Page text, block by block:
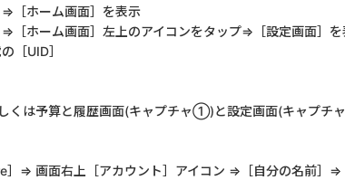
［ホーム画面］を表示
ホーム画面］左上のアイコンをタップ⇒［設定画面］を
［UID］
くは予算と履歴画面(キャプチャ①)と設定画面(キャプチ
⇒ 画面右上［アカウント］アイコン ⇒［自分の名前］